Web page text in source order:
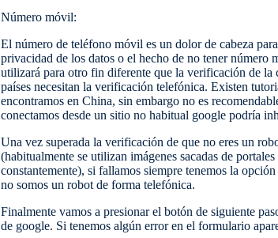
Número móvil:
El número de teléfono móvil es un dolor de cabeza
privacidad de los datos o el hecho de no tener número
utilizará para otro fin diferente que la verificación de la
países necesitan la verificación telefónica. Existen
encontramos en China, sin embargo no es
conectamos desde un sitio no habitual google podría
Una vez superada la verificación de que no eres un
(habitualmente se utilizan imágenes sacadas de
constantemente), si fallamos siempre tenemos la
no somos un robot de forma telefónica.
Finalmente vamos a presionar el botón de siguiente
de google. Si tenemos algún error en el formulario